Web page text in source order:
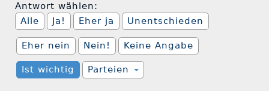
Antwort wählen:
Alle
Ja! Eher ja Unentschieden
Eher nein Nein! Keine Angabe
Ist wichtig Parteien